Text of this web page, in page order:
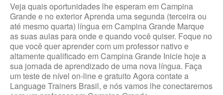
Veja quais oportunidades lhe esperam em Campina
Grande e no exterior Aprenda uma segunda (terceira ou
até mesmo quarta) língua em Campina Grande Marque
as suas aulas para onde e quando você quiser. Foque no
que você quer aprender com um professor nativo e
altamente qualificado em Campina Grande Inicie hoje a
sua jornada de aprendizado de uma nova língua. Faça
um teste de nível on-line e gratuito Agora contate a
Language Trainers Brasil, e nós vamos lhe conectaremos